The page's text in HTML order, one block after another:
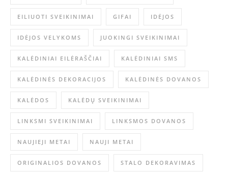
EILIUOTI SVEIKINIMAI GIFAI IDĖJOS
IDĖJOS VELYKOMS JUOKINGI SVEIKINIMAI
KALĖDINIAI EILĖRAŠČIAI KALĖDINIAI SMS
KALĖDINĖS DEKORACIJOS KALĖDINĖS DOVANOS
KALĖDOS KALĖDŲ SVEIKINIMAI
LINKSMI SVEIKINIMAI LINKSMOS DOVANOS
NAUJIEJI METAI NAUJI METAI
ORIGINALIOS DOVANOS STALO DEKORAVIMAS